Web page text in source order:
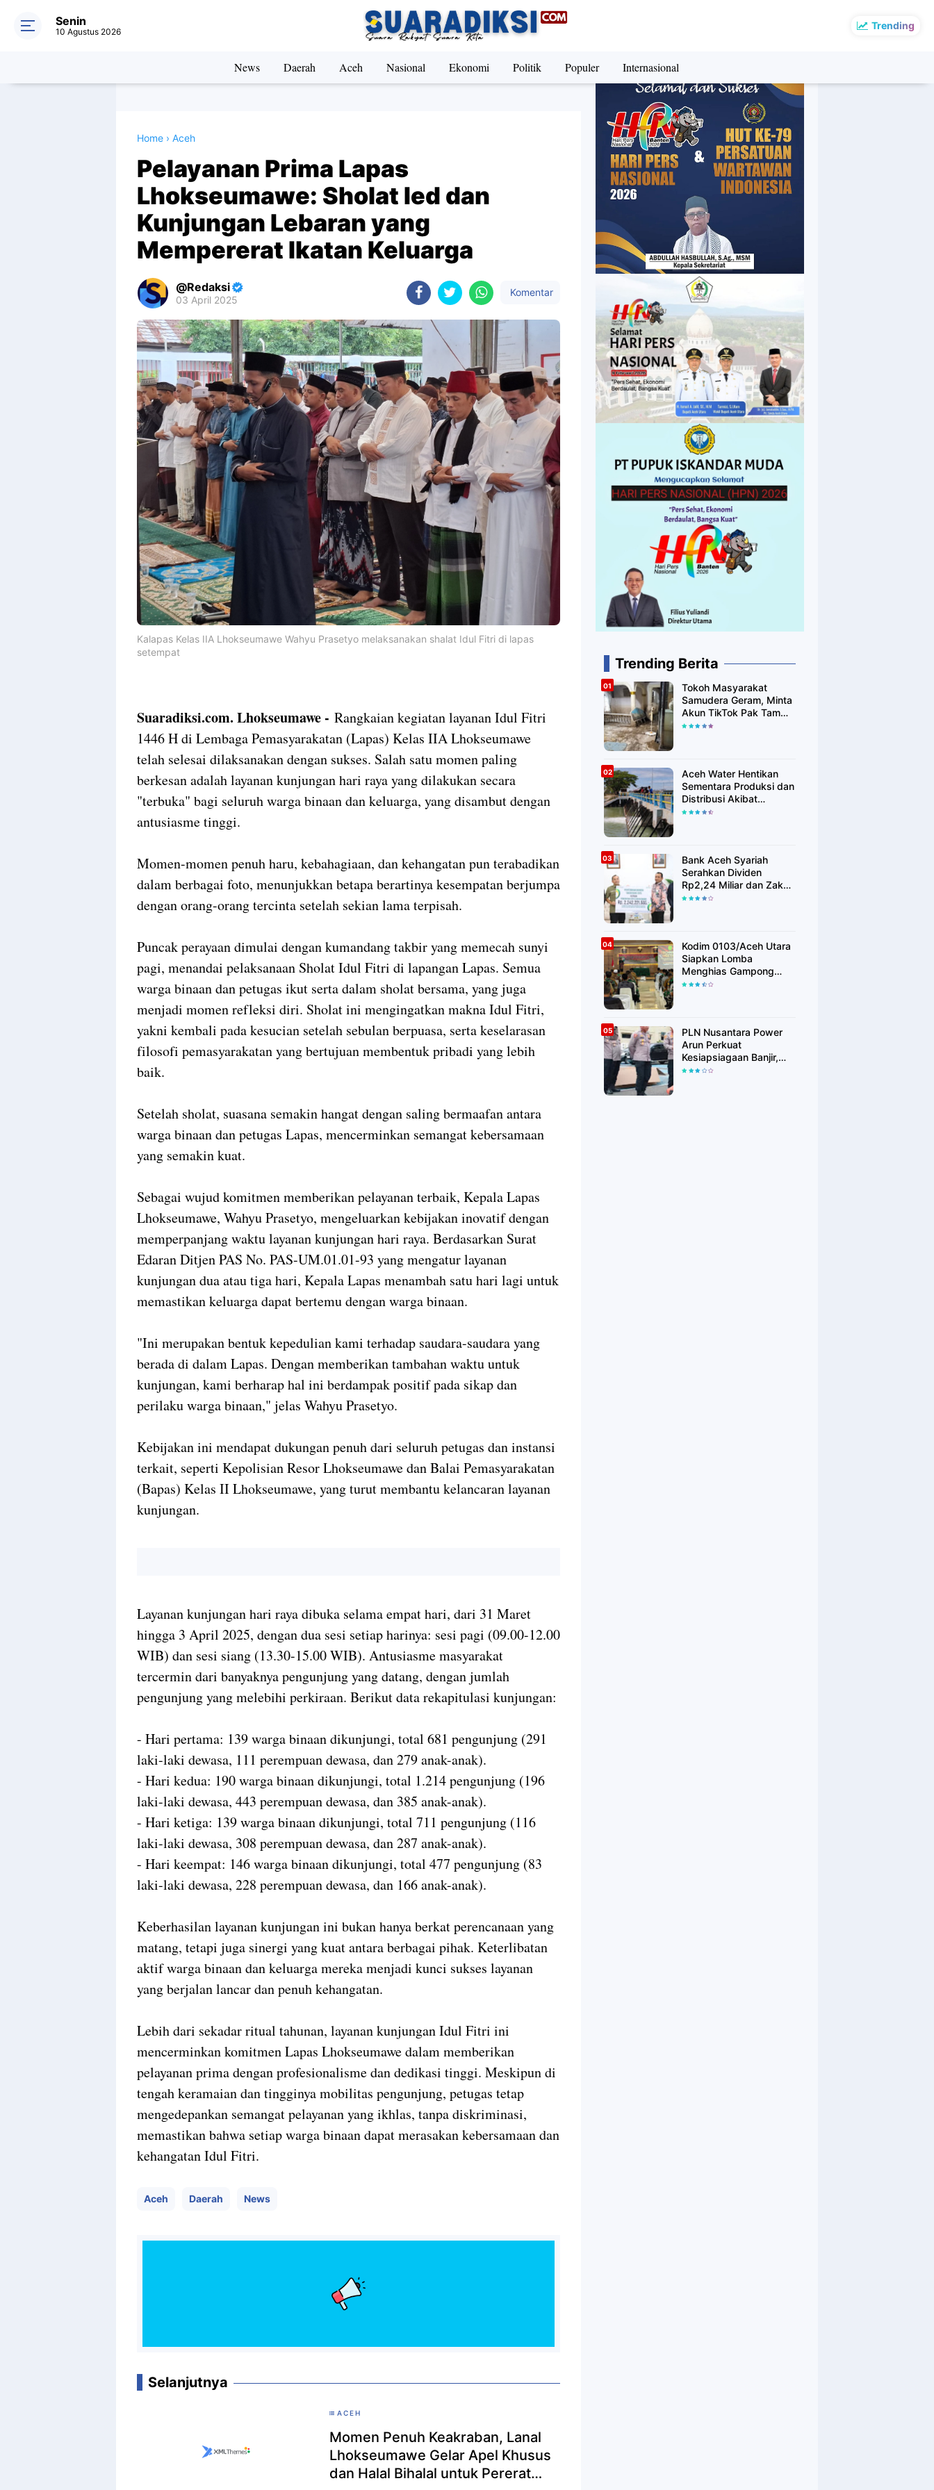
Trending
Senin
10 Agustus 2026
News Daerah Aceh Nasional Ekonomi Politik Populer Internasional
Home › Aceh
Pelayanan Prima Lapas
Lhokseumawe: Sholat Ied dan
Kunjungan Lebaran yang
Mempererat Ikatan Keluarga
Redaksi
03 April 2025
Komentar
Premium
By
Raushan
Design
With
Shroff
Templates
Kalapas Kelas IIA Lhokseumawe Wahyu Prasetyo melaksanakan shalat Idul Fitri di lapas
setempat
Suaradiksi.com. Lhokseumawe - Rangkaian kegiatan layanan Idul Fitri
1446 H di Lembaga Pemasyarakatan (Lapas) Kelas IIA Lhokseumawe
telah selesai dilaksanakan dengan sukses. Salah satu momen paling
berkesan adalah layanan kunjungan hari raya yang dilakukan secara
"terbuka" bagi seluruh warga binaan dan keluarga, yang disambut dengan
antusiasme tinggi.
Momen-momen penuh haru, kebahagiaan, dan kehangatan pun terabadikan
dalam berbagai foto, menunjukkan betapa berartinya kesempatan berjumpa
dengan orang-orang tercinta setelah sekian lama terpisah.
Puncak perayaan dimulai dengan kumandang takbir yang memecah sunyi
pagi, menandai pelaksanaan Sholat Idul Fitri di lapangan Lapas. Semua
warga binaan dan petugas ikut serta dalam sholat bersama, yang juga
menjadi momen refleksi diri. Sholat ini mengingatkan makna Idul Fitri,
yakni kembali pada kesucian setelah sebulan berpuasa, serta keselarasan
filosofi pemasyarakatan yang bertujuan membentuk pribadi yang lebih
baik.
Setelah sholat, suasana semakin hangat dengan saling bermaafan antara
warga binaan dan petugas Lapas, mencerminkan semangat kebersamaan
yang semakin kuat.
Sebagai wujud komitmen memberikan pelayanan terbaik, Kepala Lapas
Lhokseumawe, Wahyu Prasetyo, mengeluarkan kebijakan inovatif dengan
memperpanjang waktu layanan kunjungan hari raya. Berdasarkan Surat
Edaran Ditjen PAS No. PAS-UM.01.01-93 yang mengatur layanan
kunjungan dua atau tiga hari, Kepala Lapas menambah satu hari lagi untuk
memastikan keluarga dapat bertemu dengan warga binaan.
"Ini merupakan bentuk kepedulian kami terhadap saudara-saudara yang
berada di dalam Lapas. Dengan memberikan tambahan waktu untuk
kunjungan, kami berharap hal ini berdampak positif pada sikap dan
perilaku warga binaan," jelas Wahyu Prasetyo.
Kebijakan ini mendapat dukungan penuh dari seluruh petugas dan instansi
terkait, seperti Kepolisian Resor Lhokseumawe dan Balai Pemasyarakatan
(Bapas) Kelas II Lhokseumawe, yang turut membantu kelancaran layanan
kunjungan.
Layanan kunjungan hari raya dibuka selama empat hari, dari 31 Maret
hingga 3 April 2025, dengan dua sesi setiap harinya: sesi pagi (09.00-12.00
WIB) dan sesi siang (13.30-15.00 WIB). Antusiasme masyarakat
tercermin dari banyaknya pengunjung yang datang, dengan jumlah
pengunjung yang melebihi perkiraan. Berikut data rekapitulasi kunjungan:
- Hari pertama: 139 warga binaan dikunjungi, total 681 pengunjung (291
laki-laki dewasa, 111 perempuan dewasa, dan 279 anak-anak).
- Hari kedua: 190 warga binaan dikunjungi, total 1.214 pengunjung (196
laki-laki dewasa, 443 perempuan dewasa, dan 385 anak-anak).
- Hari ketiga: 139 warga binaan dikunjungi, total 711 pengunjung (116
laki-laki dewasa, 308 perempuan dewasa, dan 287 anak-anak).
- Hari keempat: 146 warga binaan dikunjungi, total 477 pengunjung (83
laki-laki dewasa, 228 perempuan dewasa, dan 166 anak-anak).
Keberhasilan layanan kunjungan ini bukan hanya berkat perencanaan yang
matang, tetapi juga sinergi yang kuat antara berbagai pihak. Keterlibatan
aktif warga binaan dan keluarga mereka menjadi kunci sukses layanan
yang berjalan lancar dan penuh kehangatan.
Lebih dari sekadar ritual tahunan, layanan kunjungan Idul Fitri ini
mencerminkan komitmen Lapas Lhokseumawe dalam memberikan
pelayanan prima dengan profesionalisme dan dedikasi tinggi. Meskipun di
tengah keramaian dan tingginya mobilitas pengunjung, petugas tetap
mengedepankan semangat pelayanan yang ikhlas, tanpa diskriminasi,
memastikan bahwa setiap warga binaan dapat merasakan kebersamaan dan
kehangatan Idul Fitri.
Aceh Daerah News
Selanjutnya
ACEH
Momen Penuh Keakraban, Lanal
Lhokseumawe Gelar Apel Khusus
dan Halal Bihalal untuk Pererat
Trending Berita
Tokoh Masyarakat
Samudera Geram, Minta
Akun TikTok Pak Tam
Tak Tebar Harapan
Aceh Water Hentikan
Sementara Produksi dan
Distribusi Akibat
Fenomena Alam yang
Bank Aceh Syariah
Serahkan Dividen
Rp2,24 Miliar dan Zakat
Rp400 Juta kepada
Kodim 0103/Aceh Utara
Siapkan Lomba
Menghias Gampong
Berhadiah Rp100 Juta,
PLN Nusantara Power
Arun Perkuat
Kesiapsiagaan Banjir,
Polres Lhokseumawe